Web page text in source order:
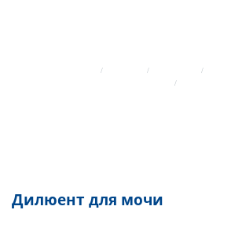
Дилюент для мочи